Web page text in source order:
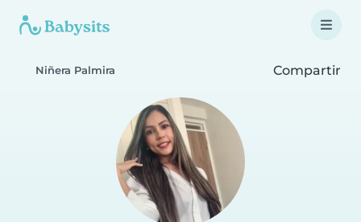
Niñera Palmira Compartir